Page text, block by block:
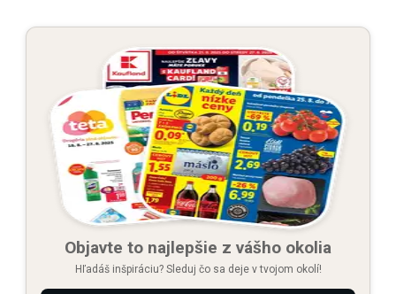
Objavte to najlepšie z vášho okolia
Hľadáš inšpiráciu? Sleduj čo sa deje v tvojom okolí!